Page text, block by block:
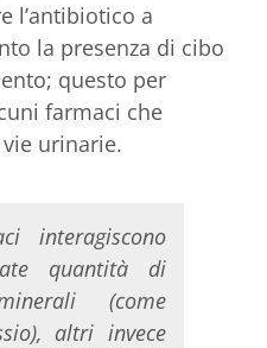
l’antibiotico a
la presenza di cibo
questo per
farmaci che
urinarie.
interagiscono
quantità di
(come
altri invece